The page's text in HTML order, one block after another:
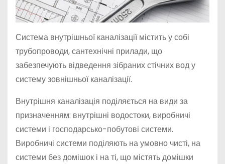
Система внутрішньої каналізації містить у собі
трубопроводи, сантехнічні прилади, що
забезпечують відведення зібраних стічних вод у
систему зовнішньої каналізації.
Внутрішня каналізація поділяється на види за
призначенням: внутрішні водостоки, виробничі
системи і господарсько-побутові системи.
Виробничі системи поділяють на умовно чисті, на
системи без домішок і на ті, що містять домішки